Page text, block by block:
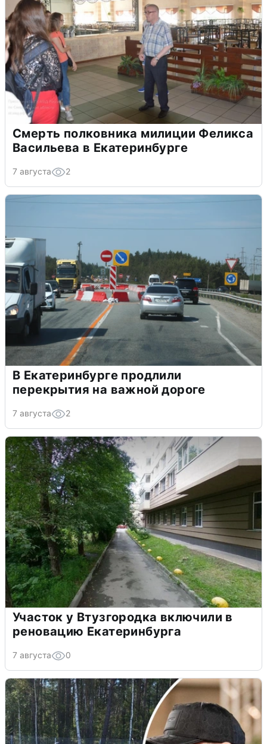
Смерть полковника милиции Феликса
Васильева в Екатеринбурге
7 августа 2
В Екатеринбурге продлили
перекрытия на важной дороге
7 августа 2
Участок у Втузгородка включили в
реновацию Екатеринбурга
7 августа 0